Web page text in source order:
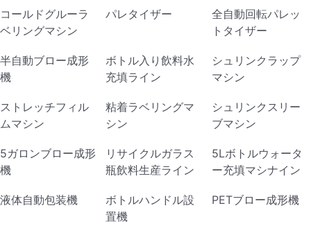
コールドグルーラ
ベリングマシン
パレタイザー
全自動回転パレッ
トタイザー
半自動ブロー成形
機
ボトル入り飲料水
充填ライン
シュリンクラップ
マシン
ストレッチフィル
ムマシン
粘着ラベリングマ
シン
シュリンクスリー
ブマシン
5ガロンブロー成形
機
リサイクルガラス
瓶飲料生産ライン
5Lボトルウォータ
ー充填マシナイン
液体自動包装機
ボトルハンドル設
置機
PETブロー成形機